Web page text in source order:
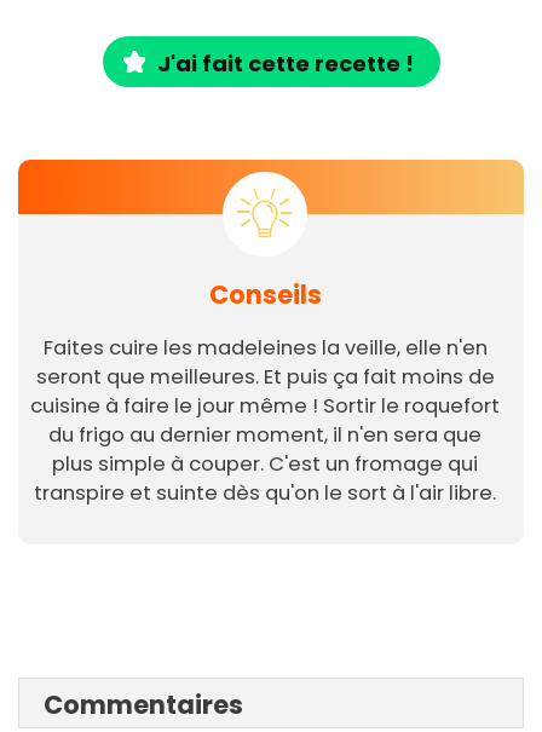
J'ai fait cette recette !
Conseils
Faites cuire les madeleines la veille, elle n'en
seront que meilleures. Et puis ça fait moins de
cuisine à faire le jour même ! Sortir le roquefort
du frigo au dernier moment, il n'en sera que
plus simple à couper. C'est un fromage qui
transpire et suinte dès qu'on le sort à l'air libre.
Commentaires